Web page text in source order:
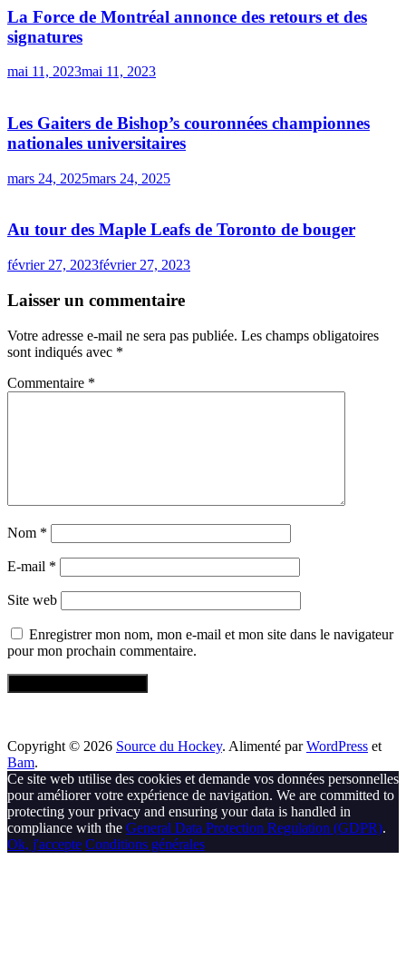
La Force de Montréal annonce des retours et des
signatures
mai 11, 2023mai 11, 2023
Les Gaiters de Bishop’s couronnées championnes
nationales universitaires
mars 24, 2025mars 24, 2025
Au tour des Maple Leafs de Toronto de bouger
février 27, 2023février 27, 2023
Laisser un commentaire
Votre adresse e-mail ne sera pas publiée. Les champs obligatoires
sont indiqués avec *
Commentaire *
Nom *
E-mail *
Site web
Enregistrer mon nom, mon e-mail et mon site dans le navigateur
pour mon prochain commentaire.
Copyright © 2026 Source du Hockey. Alimenté parWordPress et
Bam.
Ce site web utilise des cookies et demande vos données personnelles
pour améliorer votre expérience de navigation. We are committed to
protecting your privacy and ensuring your data is handled in
compliance with the General Data Protection Regulation (GDPR).
Ok, j'accepte Conditions générales